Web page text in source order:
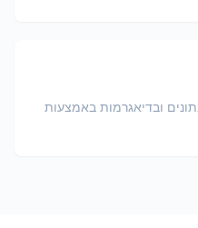
ובדיאגרמות באמצעות